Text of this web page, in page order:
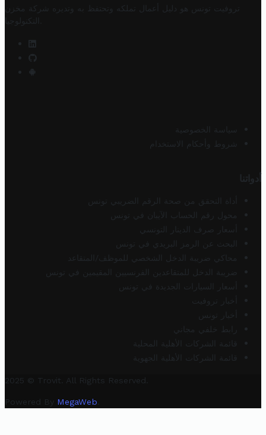
تروفيت تونس هو دليل أعمال تملكه وتحتفظ به وتديره
شركة مخزن
التكنولوجيا
سياسة الخصوصية
شروط وأحكام الاستخدام
أدواتنا
أداة التحقق من صحة الرقم الضريبي تونس
محول رقم الحساب الآيبان في تونس
أسعار صرف الدينار التونسي
البحث عن الرمز البريدي في تونس
محاكي ضريبة الدخل الشخصي للموظف/المتقاعد
ضريبة الدخل للمتقاعدين الفرنسيين المقيمين في تونس
أسعار السيارات الجديدة في تونس
أخبار تروفيت
أخبار تونس
رابط خلفي مجاني
قائمة الشركات الأهلية المحلية
قائمة الشركات الأهلية الجهوية
2025 © Trovit. All Rights Reserved.
Powered By MegaWeb